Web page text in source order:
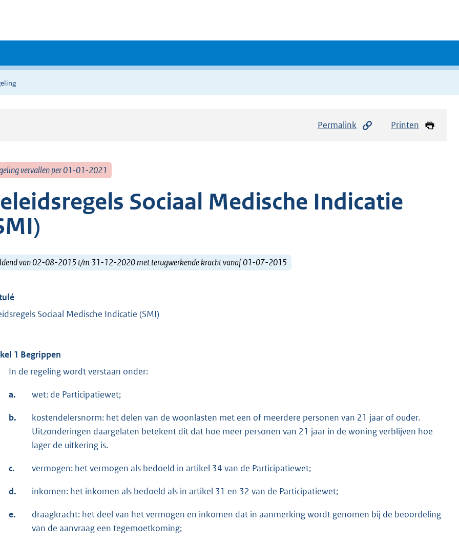
Permalink Printen
vervallen per 01-01-2021
Sociaal Medische Indicatie
van 02-08-2015 t/m 31-12-2020 met terugwerkende kracht vanaf 01-07-2015
Sociaal Medische Indicatie (SMI)
1 Begrippen
In de regeling wordt verstaan onder:
a. wet: de Participatiewet;
b.
kostendelersnorm: het delen van de woonlasten met een of meerdere personen van 21 jaar of ouder.
Uitzonderingen daargelaten betekent dit dat hoe meer personen van 21 jaar in de woning verblijven hoe
lager de uitkering is.
c. vermogen: het vermogen als bedoeld in artikel 34 van de Participatiewet;
d. inkomen: het inkomen als bedoeld als in artikel 31 en 32 van de Participatiewet;
e.
draagkracht: het deel van het vermogen en inkomen dat in aanmerking wordt genomen bij de beoordeling
van de aanvraag een tegemoetkoming;